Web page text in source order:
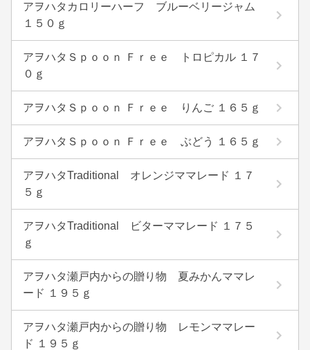
アヲハタカロリーハーフ ブルーベリージャム
１５０ｇ
アヲハタＳｐｏｏｎ Ｆｒｅｅ トロピカル １７
０ｇ
アヲハタＳｐｏｏｎ Ｆｒｅｅ りんご １６５ｇ
アヲハタＳｐｏｏｎ Ｆｒｅｅ ぶどう １６５ｇ
アヲハタTraditional オレンジママレード １７
５ｇ
アヲハタTraditional ビターママレード １７５
ｇ
アヲハタ瀬戸内からの贈り物 夏みかんママレ
ード １９５ｇ
アヲハタ瀬戸内からの贈り物 レモンママレー
ド １９５ｇ